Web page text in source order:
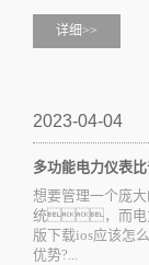
详细>>
2023-04-04
多功能电力仪表
想要管理一个庞
统，而电
版下载ios应该怎
优势?...